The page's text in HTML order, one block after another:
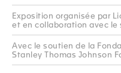
Exposition organisée par
et en collaboration avec le
Avec le soutien de la
Stanley Thomas Johnson